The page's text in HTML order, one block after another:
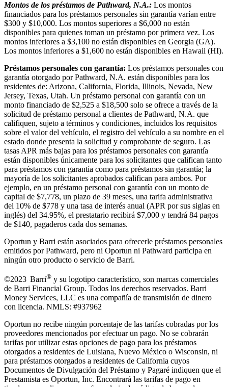
Montos de los préstamos de Pathward, N.A.: Los montos
financiados para los préstamos personales sin garantía varían entre
$300 y $10,000. Los montos superiores a $6,000 no están
disponibles para quienes toman un préstamo por primera vez. Los
montos inferiores a $3,100 no están disponibles en Georgia (GA).
Los montos inferiores a $1,600 no están disponibles en Hawaii (HI).
Préstamos personales con garantía: Los préstamos personales con
garantía otorgado por Pathward, N.A. están disponibles para los
residentes de: Arizona, California, Florida, Illinois, Nevada, New
Jersey, Texas, Utah. Un préstamo personal con garantía con un
monto financiado de $2,525 a $18,500 solo se ofrece a través de la
solicitud de préstamo personal a clientes de Pathward, N.A. que
califiquen, sujeto a términos y condiciones, incluidos los requisitos
sobre el valor del vehículo, el registro del vehículo a su nombre en el
estado donde presenta la solicitud y comprobante de seguro. Las
tasas APR más bajas para los préstamos personales con garantía
están disponibles únicamente para los solicitantes que califican tanto
para préstamos con garantía como para préstamos sin garantía; la
mayoría de los solicitantes aprobados califican para ambos. Por
ejemplo, en un préstamo personal con garantía con un monto de
capital de $7,778, un plazo de 39 meses, una tarifa administrativa
del 10% de $778 y una tasa de interés anual (APR por sus siglas en
inglés) del 34.95%, el prestatario recibirá $7,000 y tendrá 84 pagos
de $140, pagaderos cada dos semanas.
Oportun y Barri están asociados para ofrecerle préstamos personales
emitidos por Pathward, pero ni Oportun ni Pathward participa en
ningún otro producto o servicio de Barri.
©2023 Barri® y su logotipo característico, son marcas comerciales
de Barri Financial Group. Todos los derechos reservados. Barri
Money Services, LLC es una compañía de transmisión de dinero
con licencia. NMLS: #937962
Oportun no recibe ningún porcentaje de las tarifas cobradas por los
proveedores mencionados por efectuar un pago. No se cobrarán
tarifas por utilizar estas opciones de pago para los préstamos
otorgados a residentes de Luisiana, Nuevo México o Wisconsin, ni
para préstamos otorgados a residentes de California cuyos
Documentos de Divulgación del Préstamo y Pagaré indiquen que el
Prestamista es Oportun, Inc. Encontrará las tarifas de pago en